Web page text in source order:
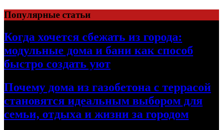
Перейти
к
содержимому
Популярные статьи
Когда хочется сбежать из города:
модульные дома и бани как способ
быстро создать уют
Почему дома из газобетона с террасой
становятся идеальным выбором для
семьи, отдыха и жизни за городом